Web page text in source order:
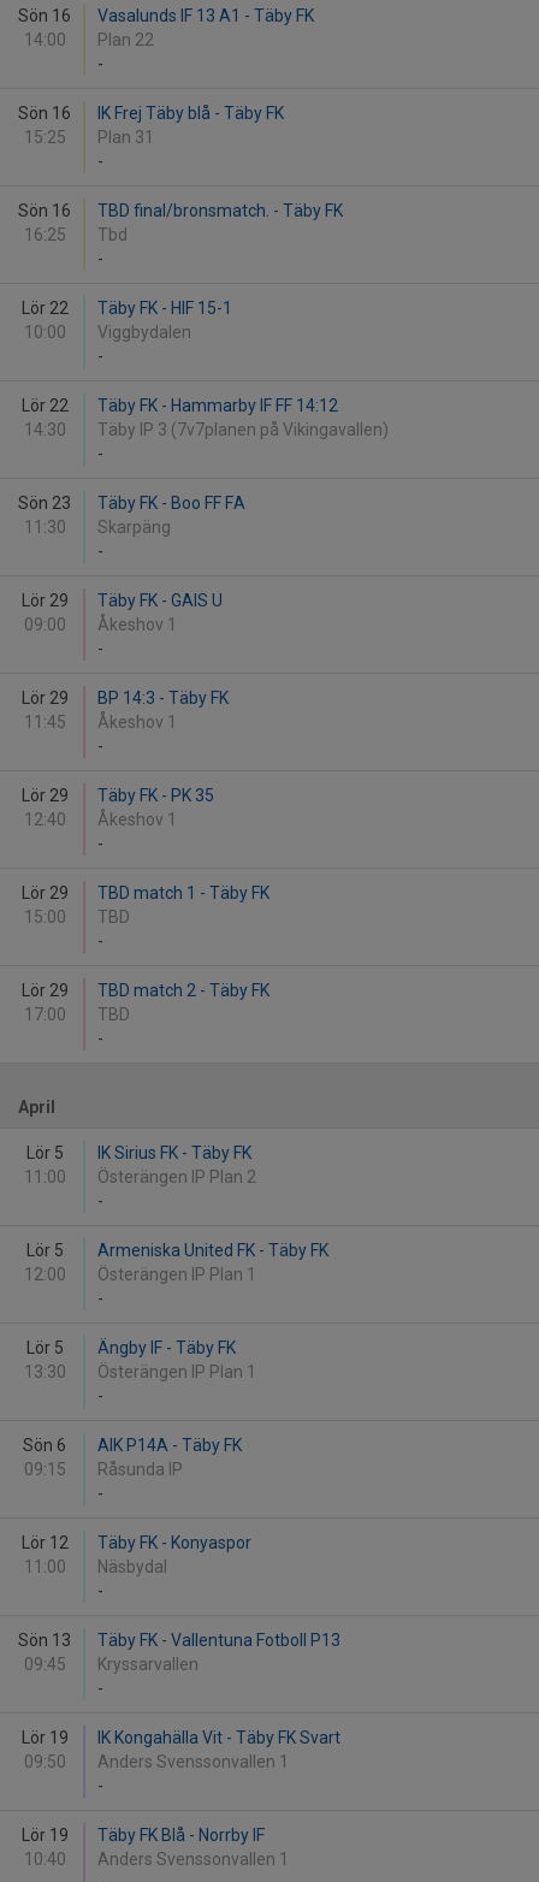
Sön 16
14:00
Vasalunds IF 13 A1 - Täby FK
Plan 22
-
Sön 16
15:25
IK Frej Täby blå - Täby FK
Plan 31
-
Sön 16
16:25
TBD final/bronsmatch. - Täby FK
Tbd
-
Lör 22
10:00
Täby FK - HIF 15-1
Viggbydalen
-
Lör 22
14:30
Täby FK - Hammarby IF FF 14:12
Täby IP 3 (7v7planen på Vikingavallen)
-
Sön 23
11:30
Täby FK - Boo FF FA
Skarpäng
-
Lör 29
09:00
Täby FK - GAIS U
Åkeshov 1
-
Lör 29
11:45
BP 14:3 - Täby FK
Åkeshov 1
-
Lör 29
12:40
Täby FK - PK 35
Åkeshov 1
-
Lör 29
15:00
TBD match 1 - Täby FK
TBD
-
Lör 29
17:00
TBD match 2 - Täby FK
TBD
-
April
Lör 5
11:00
IK Sirius FK - Täby FK
Österängen IP Plan 2
-
Lör 5
12:00
Armeniska United FK - Täby FK
Österängen IP Plan 1
-
Lör 5
13:30
Ängby IF - Täby FK
Österängen IP Plan 1
-
Sön 6
09:15
AIK P14A - Täby FK
Råsunda IP
-
Lör 12
11:00
Täby FK - Konyaspor
Näsbydal
-
Sön 13
09:45
Täby FK - Vallentuna Fotboll P13
Kryssarvallen
-
Lör 19
09:50
IK Kongahälla Vit - Täby FK Svart
Anders Svenssonvallen 1
-
Lör 19
10:40
Täby FK Blå - Norrby IF
Anders Svenssonvallen 1